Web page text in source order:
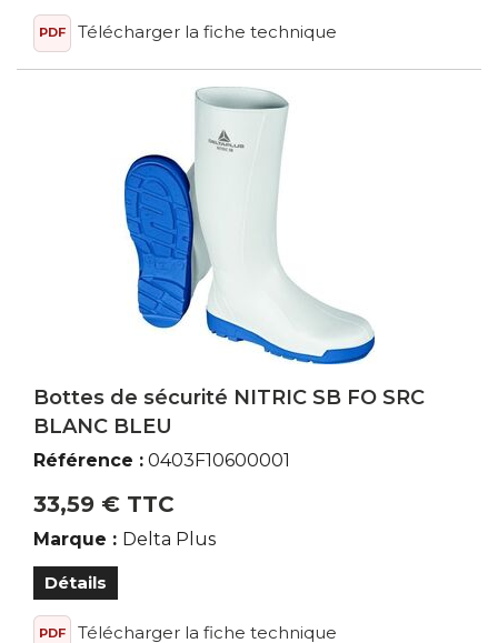
Nordways
Robur
PDF Télécharger la fiche technique
Bottes de sécurité NITRIC SB FO SRC
BLANC BLEU
Référence : 0403F10600001
33,59 € TTC
Marque : Delta Plus
Détails
PDF Télécharger la fiche technique